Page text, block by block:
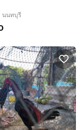
นนทบุรี